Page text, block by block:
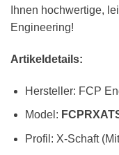
Ihnen hochwertige,
Engineering!
Artikeldetails:
Hersteller: FCP
Model:
Profil: X-Schaft